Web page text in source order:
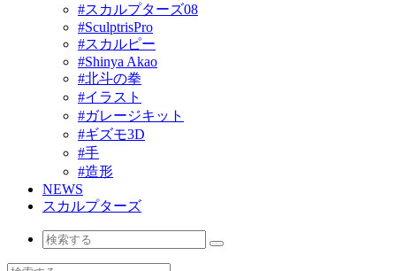
#スカルプターズ08
#SculptrisPro
#スカルピー
#Shinya Akao
#北斗の拳
#イラスト
#ガレージキット
#ギズモ3D
#手
#造形
NEWS
スカルプターズ